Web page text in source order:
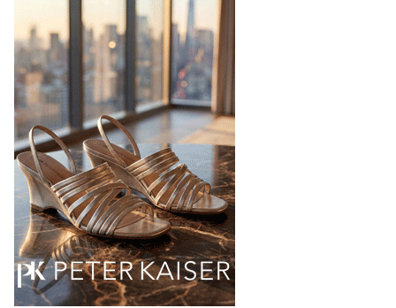
Фабрика зонтов DINIYA является одним из лидеров
продаж на рынке в России, Беларуси и других
странах СНГ. Широкий модельный ряд женских,
мужских, детских и пляжных зонтов в необычном
дизайнерском исполнении, отличается надёжностью
и высоким качеством…
05.08.2026 462